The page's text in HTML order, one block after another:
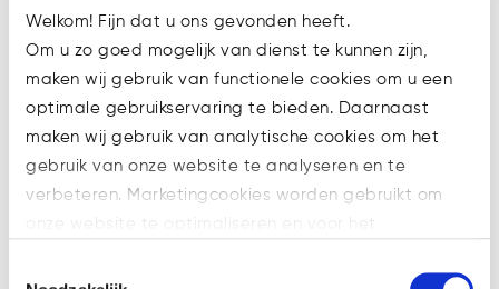
Welkom! Fijn dat u ons gevonden heeft.
Om u zo goed mogelijk van dienst te kunnen zijn,
maken wij gebruik van functionele cookies om u een
optimale gebruikservaring te bieden. Daarnaast
maken wij gebruik van analytische cookies om het
gebruik van onze website te analyseren en te
verbeteren. Marketingcookies worden gebruikt om
Welke cookies wij gebruiken, ziet u in de cookiebalk
verloopt, dan wordt een
faillissement van ADO Den Haag
voorkomen. Een faillissement zou
funest zijn voor betaald voetbal in
Den Haag. Het licentiereglement
van de KNVB bepaalt immers dat
de licentie om betaald voetbal te